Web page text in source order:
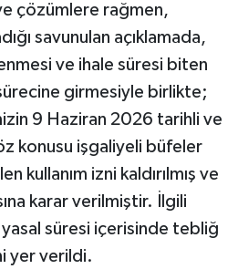
çözümlere rağmen,
savunulan açıklamada,
ve ihale süresi biten
girmesiyle birlikte;
9 Haziran 2026 tarihli ve
konusu işgaliyeli büfeler
kullanım izni kaldırılmış ve
karar verilmiştir. İlgili
yasal süresi içerisinde tebliğ
yer verildi.